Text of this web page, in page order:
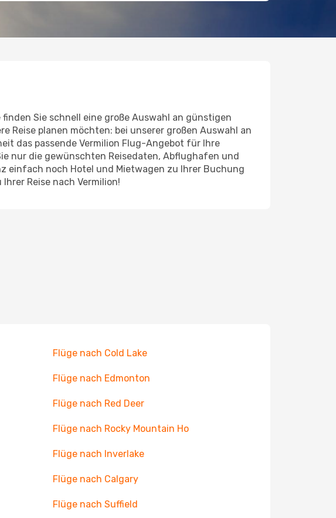
Sie schnell eine große Auswahl an günstigen
Reise planen möchten: bei unserer großen Auswahl an
das passende Vermilion Flug-Angebot für Ihre
nur die gewünschten Reisedaten, Abflughafen und
einfach noch Hotel und Mietwagen zu Ihrer Buchung
Reise nach Vermilion!
Flüge nach Cold Lake
Flüge nach Edmonton
Flüge nach Red Deer
Flüge nach Rocky Mountain Ho
Flüge nach Inverlake
Flüge nach Calgary
Flüge nach Suffield